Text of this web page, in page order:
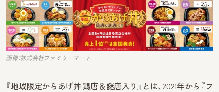
画像：株式会社ファミリーマート
『地域限定からあげ丼 鶏唐＆謎唐入り』とは、2021年から『フ